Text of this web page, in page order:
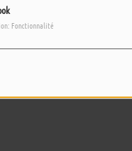
Fonctionnalité